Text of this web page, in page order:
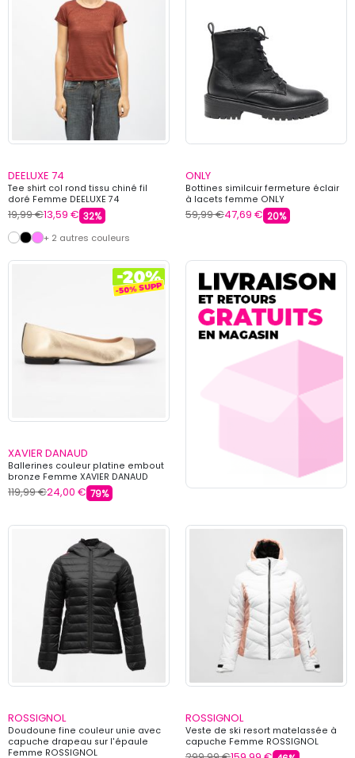
DEELUXE 74
Tee shirt col rond tissu chiné fil
doré Femme DEELUXE 74
19,99 €13,59 € 32%
+ 2 autres couleurs
ONLY
Bottines similcuir fermeture éclair
à lacets femme ONLY
59,99 €47,69 € 20%
XAVIER DANAUD
Ballerines couleur platine embout
bronze Femme XAVIER DANAUD
119,99 €24,00 € 79%
ROSSIGNOL
Doudoune fine couleur unie avec
capuche drapeau sur l'épaule
Femme ROSSIGNOL
ROSSIGNOL
Veste de ski resort matelassée à
capuche Femme ROSSIGNOL